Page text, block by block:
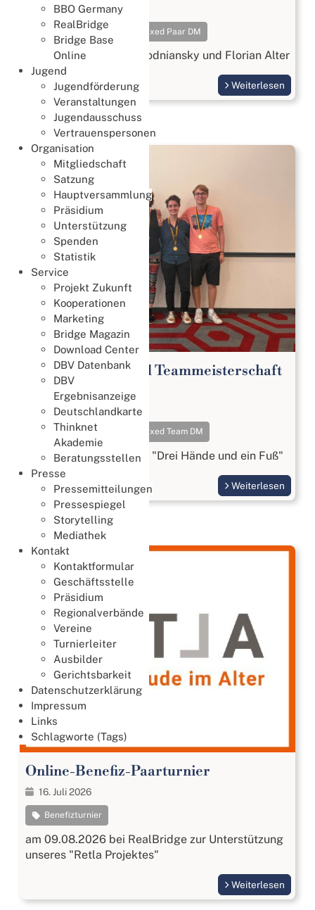
BBO Germany
RealBridge
Bridge Base
Online
Jugend
Jugendförderung
Veranstaltungen
Jugendausschuss
Vertrauenspersonen
Organisation
Mitgliedschaft
Satzung
Hauptversammlung
Präsidium
Unterstützung
Spenden
Statistik
Service
Projekt Zukunft
Kooperationen
Marketing
Bridge Magazin
Download Center
DBV Datenbank
DBV
Ergebnisanzeige
Deutschlandkarte
Thinknet
Akademie
Beratungsstellen
Presse
Pressemitteilungen
Pressespiegel
Storytelling
Mediathek
Kontakt
Kontaktformular
Geschäftsstelle
Präsidium
Regionalverbände
Vereine
Turnierleiter
Ausbilder
Gerichtsbarkeit
Datenschutzerklärung
Impressum
Links
Schlagworte (Tags)
18. Juli 2026
Meisterschaften Mixed Paar DM
Gold geht an Beatrix Wodniansky und Florian Alter
Weiterlesen
19. Deutsche Mixed Teammeisterschaft
2026
17. Juli 2026
Meisterschaften Mixed Team DM
Gold geht an das Team: "Drei Hände und ein Fuß"
Weiterlesen
Online-Benefiz-Paarturnier
16. Juli 2026
Benefizturnier
am 09.08.2026 bei RealBridge zur Unterstützung
unseres "Retla Projektes"
Weiterlesen